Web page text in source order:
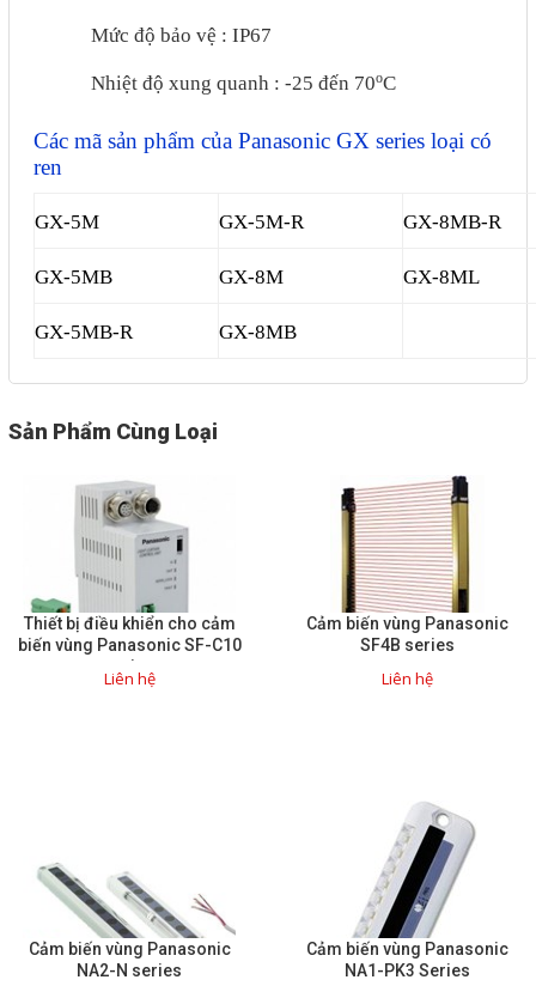
Mức độ bảo vệ : IP67
Nhiệt độ xung quanh : -25 đến 70oC
Các mã sản phẩm của Panasonic GX series loại có
ren
GX-5M GX-5M-R GX-8MB-R
GX-5MB GX-8M GX-8ML
GX-5MB-R GX-8MB
Sản Phẩm Cùng Loại
Thiết bị điều khiển cho cảm
biến vùng Panasonic SF-C10
series
Liên hệ
Cảm biến vùng Panasonic
SF4B series
Liên hệ
Cảm biến vùng Panasonic
NA2-N series
Cảm biến vùng Panasonic
NA1-PK3 Series
COPYRIGHT 2018. ALL RIGHTS RESERVED